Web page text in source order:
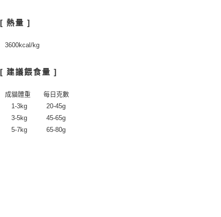
[ 熱量 ]
3600kcal/kg
[ 建議餵食量 ]
成貓體重 每日克數
1-3kg 20-45g
3-5kg 45-65g
5-7kg 65-80g